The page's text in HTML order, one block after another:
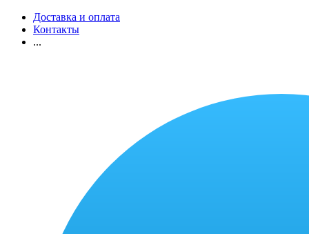
Доставка и оплата
Контакты
...